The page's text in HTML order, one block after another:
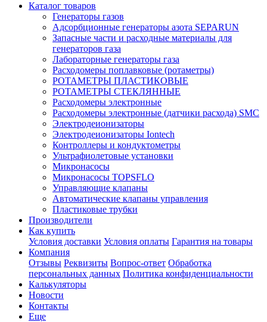
Каталог товаров
Генераторы газов
Адсорбционные генераторы азота SEPARUN
Запасные части и расходные материалы для
генераторов газа
Лабораторные генераторы газа
Расходомеры поплавковые (ротаметры)
РОТАМЕТРЫ ПЛАСТИКОВЫЕ
РОТАМЕТРЫ СТЕКЛЯННЫЕ
Расходомеры электронные
Расходомеры электронные (датчики расхода) SMC
Электродеионизаторы
Электродеионизаторы Iontech
Контроллеры и кондуктометры
Ультрафиолетовые установки
Микронасосы
Микронасосы TOPSFLO
Управляющие клапаны
Автоматические клапаны управления
Пластиковые трубки
Производители
Как купить
Условия доставки Условия оплаты Гарантия на товары
Компания
Отзывы Реквизиты Вопрос-ответ Обработка
персональных данных Политика конфиденциальности
Калькуляторы
Новости
Контакты
Еще